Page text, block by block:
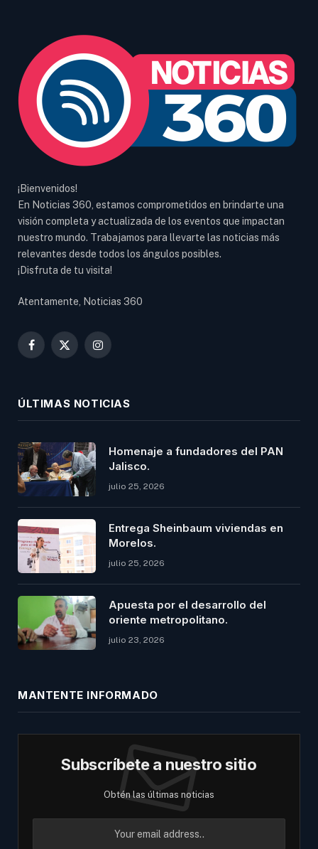
¡Bienvenidos!
En Noticias 360, estamos comprometidos en brindarte una
visión completa y actualizada de los eventos que impactan
nuestro mundo. Trabajamos para llevarte las noticias más
relevantes desde todos los ángulos posibles.
¡Disfruta de tu visita!
Atentamente, Noticias 360
Facebook
X
Instagram
ÚLTIMAS NOTICIAS
Homenaje a fundadores del PAN
Jalisco.
julio 25, 2026
Entrega Sheinbaum viviendas en
Morelos.
julio 25, 2026
Apuesta por el desarrollo del
oriente metropolitano.
julio 23, 2026
MANTENTE INFORMADO
Subscríbete a nuestro sitio
Obtén las últimas noticias